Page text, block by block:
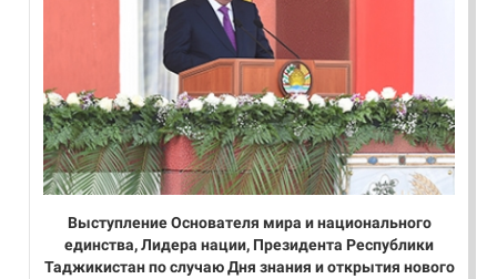
Выступление Основателя мира и национального
единства, Лидера нации, Президента Республики
Таджикистан по случаю Дня знания и открытия нового